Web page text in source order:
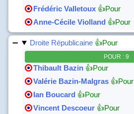
Frédéric Valletoux 👍Pour
Anne-Cécile Violland 👍Pour
Droite Républicaine 👍Pour
POUR : 9
Thibault Bazin 👍Pour
Valérie Bazin-Malgras 👍Pour
Ian Boucard 👍Pour
Vincent Descoeur 👍Pour